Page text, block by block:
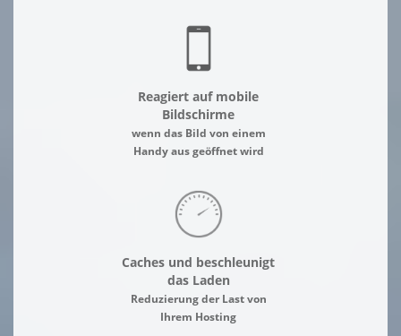
Reagiert auf mobile
Bildschirme
wenn das Bild von einem
Handy aus geöffnet wird
Caches und beschleunigt
das Laden
Reduzierung der Last von
Ihrem Hosting